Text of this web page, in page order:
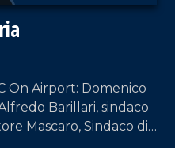
On Airport: Domenico
Barillari, sindaco
Mascaro, Sindaco di